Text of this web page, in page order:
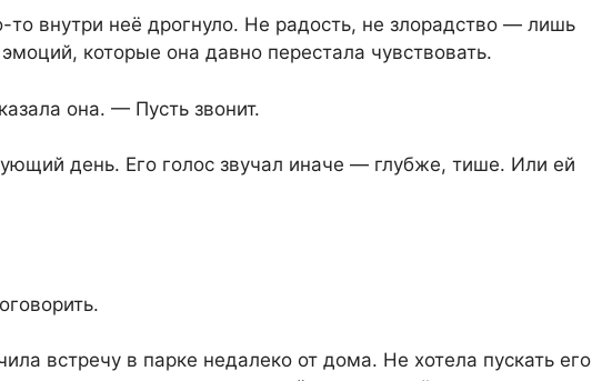
то внутри неё дрогнуло. Не радость, не злорадство — лишь
эмоций, которые она давно перестала чувствовать.
она. — Пусть звонит.
день. Его голос звучал иначе — глубже, тише. Или ей
встречу в парке недалеко от дома. Не хотела пускать его